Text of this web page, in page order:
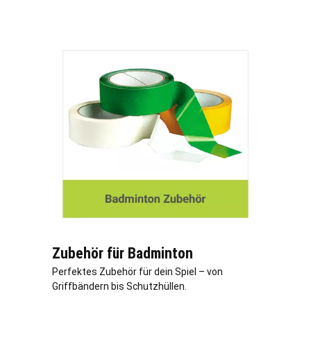
Zubehör für Badminton
Perfektes Zubehör für dein Spiel – von
Griffbändern bis Schutzhüllen.